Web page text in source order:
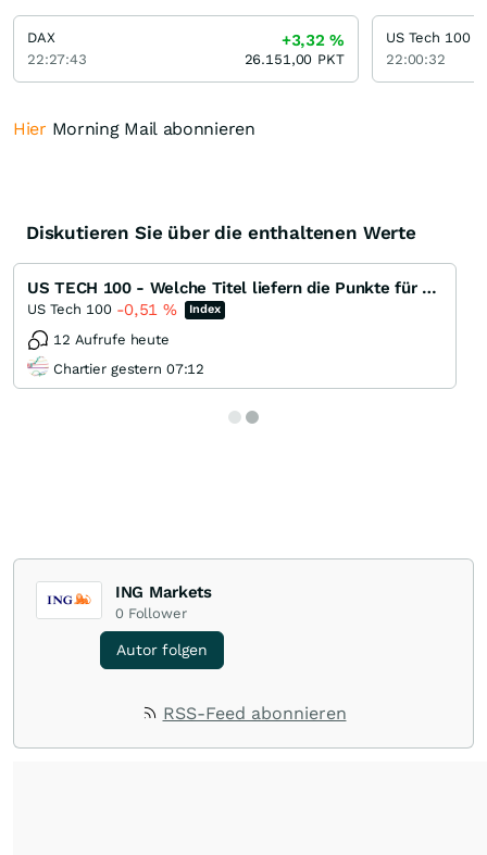
Hier Morning Mail abonnieren
Diskutieren Sie über die enthaltenen Werte
US TECH 100 - Welche Titel liefern die Punkte für das nächste ATH ?
US Tech 100 -0,51 % Index
12 Aufrufe heute
Chartier gestern 07:12
ING Markets
0 Follower
Autor folgen
RSS-Feed abonnieren
DAX
22:27:43
+3,32%
26.151,00 PKT
US Tech 100
22:00:32